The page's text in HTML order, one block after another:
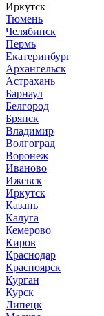
Иркутск
Тюмень
Челябинск
Пермь
Екатеринбург
Архангельск
Астрахань
Барнаул
Белгород
Брянск
Владимир
Волгоград
Воронеж
Иваново
Ижевск
Иркутск
Казань
Калуга
Кемерово
Киров
Краснодар
Красноярск
Курган
Курск
Липецк